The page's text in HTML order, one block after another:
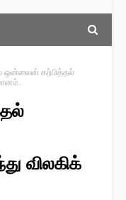
ஒன்லைன் கற்பித்தல்
விலகிக்